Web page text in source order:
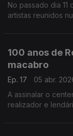
No passado dia
artistas reunidos
100 anos de
macabro
Ep. 17
05 abr.
A assinalar o
realizador e